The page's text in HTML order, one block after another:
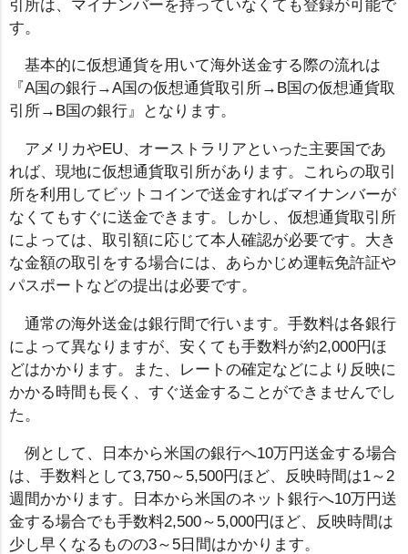
引所は、マイナンバーを持っていなくても登録が可能で
す。
基本的に仮想通貨を用いて海外送金する際の流れは
『A国の銀行→A国の仮想通貨取引所→B国の仮想通貨取
引所→B国の銀行』となります。
アメリカやEU、オーストラリアといった主要国であ
れば、現地に仮想通貨取引所があります。これらの取引
所を利用してビットコインで送金すればマイナンバーが
なくてもすぐに送金できます。しかし、仮想通貨取引所
によっては、取引額に応じて本人確認が必要です。大き
な金額の取引をする場合には、あらかじめ運転免許証や
パスポートなどの提出は必要です。
通常の海外送金は銀行間で行います。手数料は各銀行
によって異なりますが、安くても手数料が約2,000円ほ
どはかかります。また、レートの確定などにより反映に
かかる時間も長く、すぐ送金することができませんでし
た。
例として、日本から米国の銀行へ10万円送金する場合
は、手数料として3,750～5,500円ほど、反映時間は1～2
週間かかります。日本から米国のネット銀行へ10万円送
金する場合でも手数料2,500～5,000円ほど、反映時間は
少し早くなるものの3～5日間はかかります。